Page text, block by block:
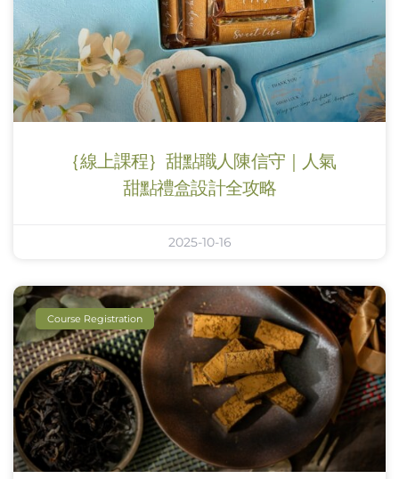
｛線上課程｝甜點職人陳信守｜人氣
甜點禮盒設計全攻略
2025-10-16
Course Registration